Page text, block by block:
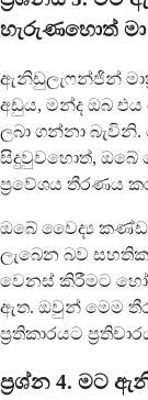
හැරුණහොත්
ඇනිඩුලැෆන්ජින්
අඩුය, මන්ද ඔබ
ලබා ගන්නා බැවිනි.
සිදුවුවහොත්, ඔබේ
ප්‍රවේශය තීරණය
ඔබේ වෛද්‍ය
ලැබෙන බව සහතික
වෙනස් කිරීමට හෝ
ඇත. ඔවුන් මෙම
ප්‍රතිකාරයට
ප්‍රශ්න 4. මට